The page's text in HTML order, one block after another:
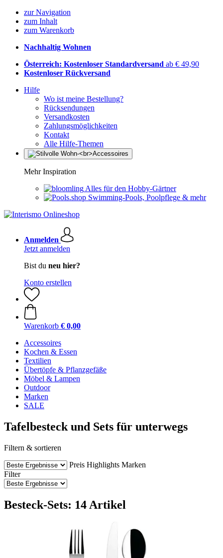
zur Navigation
zum Inhalt
zum Warenkorb
Nachhaltig Wohnen
Österreich: Kostenloser Standardversand ab € 49,90
Kostenloser Rückversand
Hilfe
Wo ist meine Bestellung?
Rücksendungen
Versandkosten
Zahlungsmöglichkeiten
Kontakt
Alle Hilfe-Themen
Mehr Inspiration
Alles für den Hobby-Gärtner
Swimming-Pools, Poolpflege & mehr
Anmelden
Jetzt anmelden
Bist du neu hier?
Konto erstellen
Warenkorb € 0,00
Accessoires
Kochen & Essen
Textilien
Übertöpfe & Pflanzgefäße
Möbel & Lampen
Outdoor
Marken
SALE
Tafelbesteck und Sets für unterwegs
Filtern & sortieren
Preis Highlights Marken
Filter
Besteck-Sets: 14 Artikel